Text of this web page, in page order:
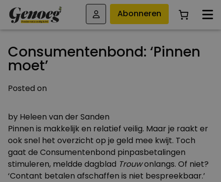
Abonneren
Consumentenbond: ‘Pinnen
moet’
Posted on
by Heleen van der Sanden
Pinnen is makkelijk en relatief veilig. Maar je raakt er
ook snel het overzicht op je geld mee kwijt. Toch
gaat de Consumentenbond pinpasbetalingen
stimuleren, meldde dagblad Trouwonlangs. Of niet?
‘Contant betalen afschaffen is niet bespreekbaar.’